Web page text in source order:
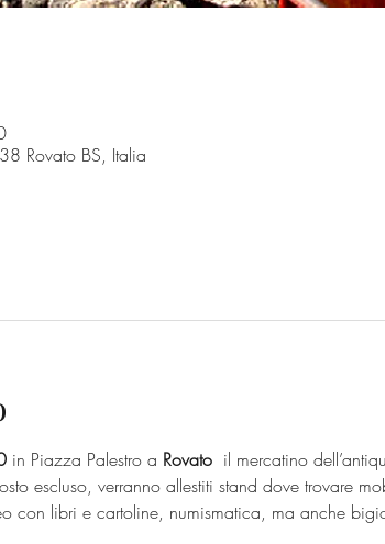
Rovato BS, Italia
in Piazza Palestro a Rovato
il mercatino
escluso, verranno allestiti stand dove trovare
con libri e cartoline, numismatica, ma anche